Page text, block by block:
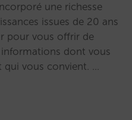
une richesse
issues de 20 ans
pour vous offrir de
dont vous
qui vous convient. …